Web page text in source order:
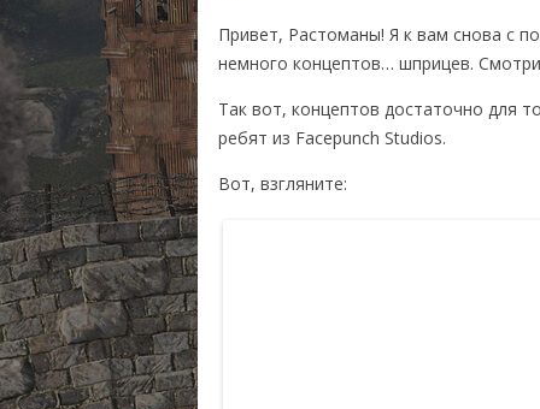
МОНИТОРИНГ
RUST ВИДЕО
КУПИТЬ
Привет, Растоманы! Я к вам снова с
немного концептов… шприцев.
Так вот, концептов достаточно для
ребят из Facepunch Studios.
Вот, взгляните: